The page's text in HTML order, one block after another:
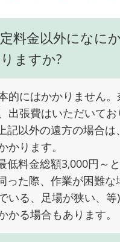
料金以外になに
ますか?
的にはかかりません
出張費はいただいてお
記以外の遠方の場合は
かります。
低料金総額3,000円～と
った際、作業が困難な
いる、足場が狭い、
かる場合もあります。